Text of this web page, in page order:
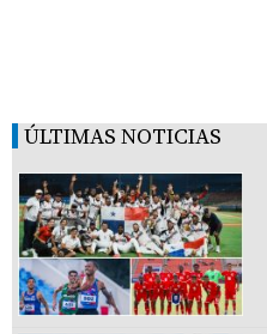
ÚLTIMAS NOTICIAS